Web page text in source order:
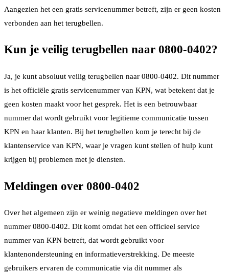
Aangezien het een gratis servicenummer betreft, zijn er geen kosten
verbonden aan het terugbellen.
Kun je veilig terugbellen naar 0800-0402?
Ja, je kunt absoluut veilig terugbellen naar 0800-0402. Dit nummer
is het officiële gratis servicenummer van KPN, wat betekent dat je
geen kosten maakt voor het gesprek. Het is een betrouwbaar
nummer dat wordt gebruikt voor legitieme communicatie tussen
KPN en haar klanten. Bij het terugbellen kom je terecht bij de
klantenservice van KPN, waar je vragen kunt stellen of hulp kunt
krijgen bij problemen met je diensten.
Meldingen over 0800-0402
Over het algemeen zijn er weinig negatieve meldingen over het
nummer 0800-0402. Dit komt omdat het een officieel service
nummer van KPN betreft, dat wordt gebruikt voor
klantenondersteuning en informatieverstrekking. De meeste
gebruikers ervaren de communicatie via dit nummer als